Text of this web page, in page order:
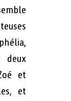
deux
et
et